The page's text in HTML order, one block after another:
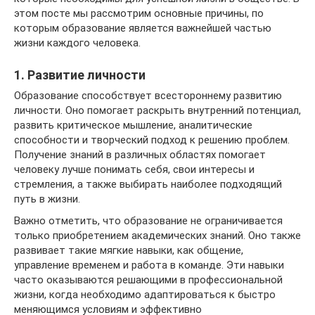
этом посте мы рассмотрим основные причины, по
которым образование является важнейшей частью
жизни каждого человека.
1. Развитие личности
Образование способствует всестороннему развитию
личности. Оно помогает раскрыть внутренний потенциал,
развить критическое мышление, аналитические
способности и творческий подход к решению проблем.
Получение знаний в различных областях помогает
человеку лучше понимать себя, свои интересы и
стремления, а также выбирать наиболее подходящий
путь в жизни.
Важно отметить, что образование не ограничивается
только приобретением академических знаний. Оно также
развивает такие мягкие навыки, как общение,
управление временем и работа в команде. Эти навыки
часто оказываются решающими в профессиональной
жизни, когда необходимо адаптироваться к быстро
меняющимся условиям и эффективно